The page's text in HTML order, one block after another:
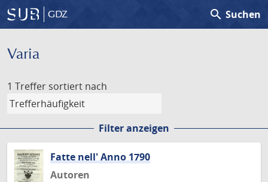
GDZ search Suchen
Varia
1 Treffer sortiert nach
Filter anzeigen
Fatte nell' Anno 1790
Autoren